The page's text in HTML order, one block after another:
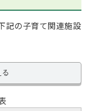
記の子育て関連施設